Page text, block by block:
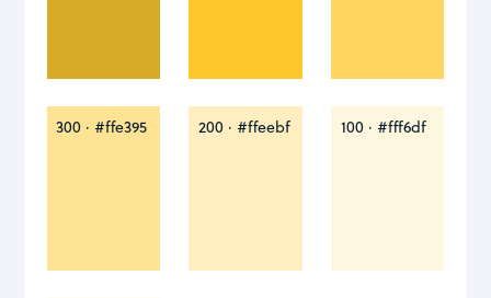
300 · #ffe395 200 · #ffeebf 100 · #fff6df